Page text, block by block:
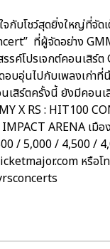
กับโชว์สุดยิ่งใหญ่ที่จั
ที่ผู้จัดอย่าง
รค์โปรเจกต์คอนเสิร์
อบอุ่นไปกับเพลงเก่า
เสิร์ตครั้งนี้ ยังมีคอน
X RS : HIT100
ARENA เมือ
/ 5,000 / 4,500 /
หรือโ